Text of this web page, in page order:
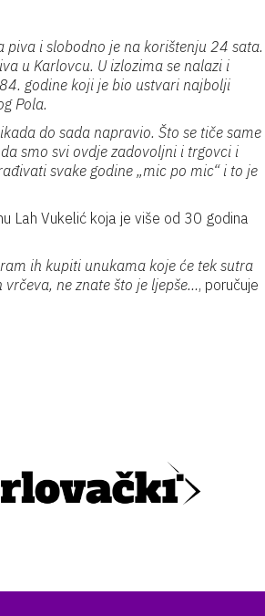
piva i slobodno je na korištenju 24 sata.
u Karlovcu. U izlozima se nalazi i
godine koji je bio ustvari najbolji
Pola.
do sada napravio. Što se tiče same
smo svi ovdje zadovoljni i trgovci i
svake godine „mic po mic“ i to je
Lah Vukelić koja je više od 30 godina
ih kupiti unukama koje će tek sutra
ne znate što je ljepše…, poručuje